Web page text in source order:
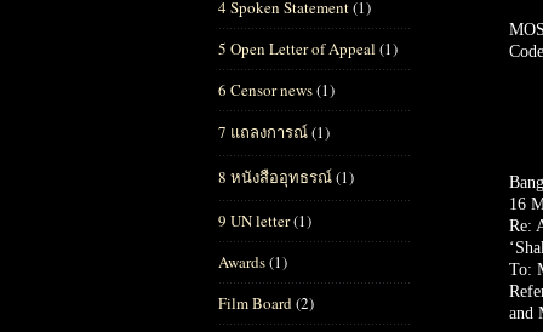
4 Spoken Statement(1)
5 Open Letter of Appeal (1)
6 Censor news(1)
7 แถลงการณ์(1)
8 หนังสืออุทธรณ์(1)
9 UN letter(1)
Awards(1)
Film Board(2)
16
Re:
To:
and